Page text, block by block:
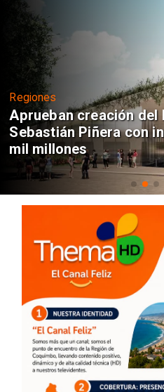
Regiones
Aprueban creación del
Sebastián Piñera con
mil millones